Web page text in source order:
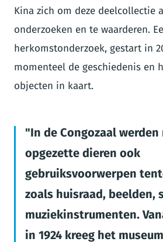
Kina zich om deze deelcollectie
onderzoeken en te waarderen.
herkomstonderzoek, gestart in
momenteel de geschiedenis en
objecten in kaart.
In de Congozaal werden
opgezette dieren ook
gebruiksvoorwerpen
zoals huisraad, beelden,
muziekinstrumenten.
in 1924 kreeg het